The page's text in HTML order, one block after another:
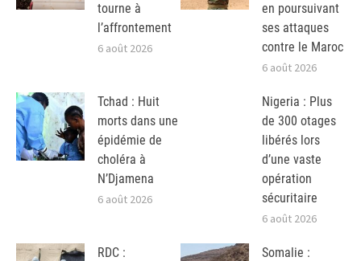
tourne à
l’affrontement
6 août 2026
en poursuivant
ses attaques
contre le Maroc
6 août 2026
Tchad : Huit
morts dans une
épidémie de
choléra à
N’Djamena
6 août 2026
Nigeria : Plus
de 300 otages
libérés lors
d’une vaste
opération
sécuritaire
6 août 2026
RDC :
Somalie :